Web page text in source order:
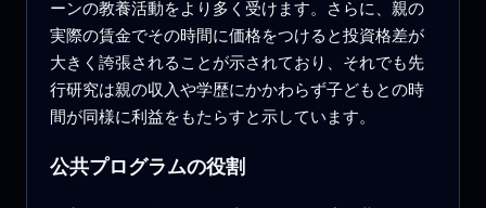
ーンの教養活動をより多く受けます。さらに、親の
実際の賃金でその時間に価格をつけると投資格差が
大きく誇張されることが示されており、それでも先
行研究は親の収入や学歴にかかわらず子どもとの時
間が同様に利益をもたらすと示しています。
公共プログラムの役割